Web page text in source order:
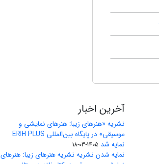
آخرین اخبار
نشریه «هنرهای زیبا: هنرهای نمایشی و
موسیقی» در پایگاه بین‌المللی ERIH PLUS
نمایه شد 1405-03-18
نمایه شدن نشریه نشریه هنرهای زیبا: هنرهای